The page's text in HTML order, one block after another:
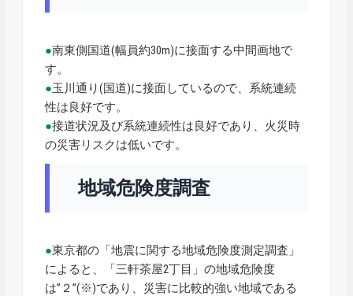
●南東側国道(幅員約30m)に接面する中間画地で
す。
●玉川通り(国道)に接面しているので、系統連続
性は良好です。
●接道状況及び系統連続性は良好であり、火災時
の災害リスクは低いです。
地域危険度調査
●東京都の「地震に関する地域危険度測定調査」
によると、「三軒茶屋2丁目」の地域危険度
は”２”(※)であり、災害に比較的強い地域である